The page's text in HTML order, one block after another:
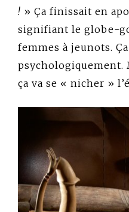
! » Ça finissait en
signifiant le globe-
femmes à jeunots.
psychologiquement.
ça va se « nicher »